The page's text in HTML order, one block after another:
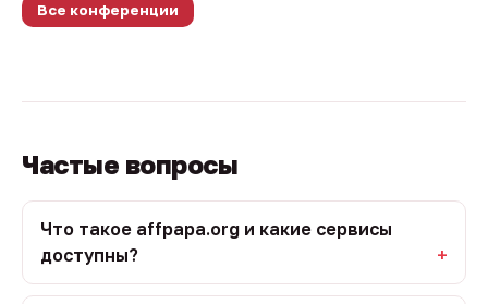
Все конференции
Частые вопросы
Что такое affpapa.org и какие сервисы
доступны?